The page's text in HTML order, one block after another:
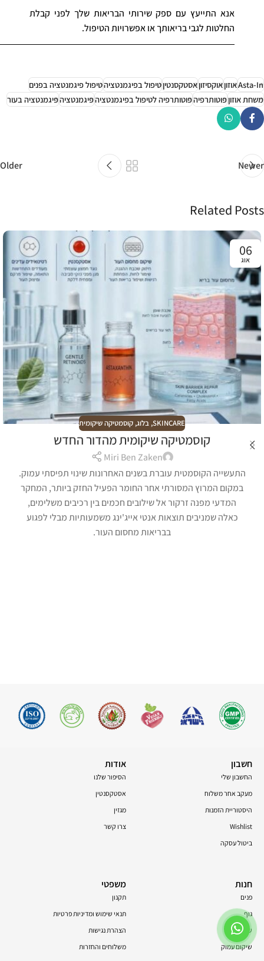
אנא התייעץ עם ספק שירותי הבריאות שלך לפני קבלת
החלטות לגבי בריאותך או אפשרויות הטיפול.
Asta-Inאוזוןאוקסיזוןאסטקסנטיןטיפול בפיגמנטציהטיפול פיגמנטציה בפנים
משחת אוזוןפוטותרפיהפוטותרפיה לטיפול בפיגמנטציהפיגמנטציהפיגמנטציה בעור
Newer
Older
Related Posts
06
אוג
SKINCARE
, בלוג, קוסמטיקה שיקומית
קוסמטיקה שיקומית מהדור החדש
Miri Ben Zaken
התעשייה הקוסמטית עוברת בשנים האחרונות שינוי תפיסתי עמוק.
במקום המרוץ המסורתי אחר החומר הפעיל החזק ביותר, המחקר
המדעי מפנה זרקור אל שילובים חכמים בין רכיבים משלימים,
כאלה שמניבים תוצאות אנטי אייג'ינג משמעותיות מבלי לפגוע
בבריאות מחסום העור.
חשבון
החשבון שלי
מעקב אחר משלוח
היסטוריית הזמנות
Wishlist
ביטול עסקה
אודות
הסיפור שלנו
אסטקסנטין
מגזין
צרו קשר
חנות
פנים
גוף
שיער
שיקום עמוק
משפטי
תקנון
תנאי שימוש ומדיניות פרטיות
הצהרת נגישות
משלוחים והחזרות